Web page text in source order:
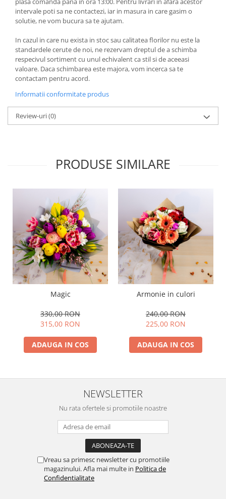
intervale poti sa ne contactezi, iar in masura in care gasim o
solutie, ne vom bucura sa te ajutam.
In cazul in care nu exista in stoc sau calitatea florilor nu este la
standardele cerute de noi, ne rezervam dreptul de a schimba
respecivul sortiment cu unul echivalent ca stil si de aceeasi
valoare. Daca schimbarea este majora, vom incerca sa te
contactam pentru acord.
Informatii conformitate produs
Review-uri(0)
PRODUSE SIMILARE
Magic
330,00 RON
315,00 RON
ADAUGA IN COS
Armonie in culori
240,00 RON
225,00 RON
ADAUGA IN COS
NEWSLETTER
Nu rata ofertele si promotiile noastre
Vreau sa primesc newsletter cu promotiile
magazinului. Afla mai multe in Politica de
Confidentialitate